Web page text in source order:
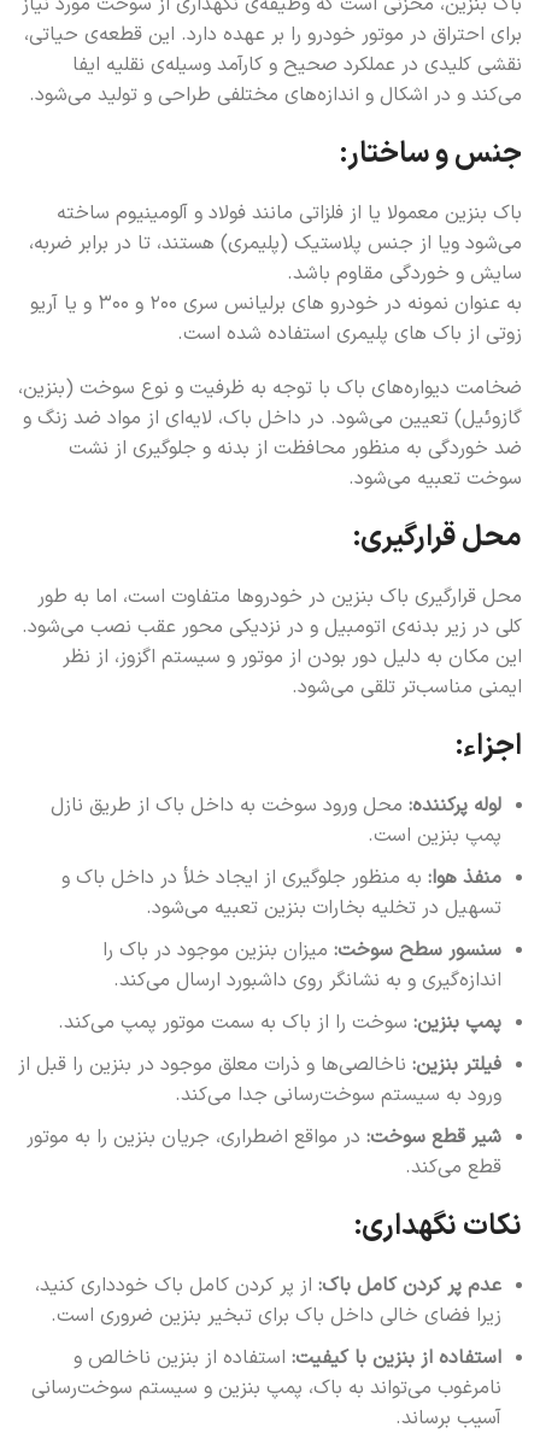
برای احتراق در موتور خودرو را بر عهده دارد. این قطعه‌ی حیاتی،
نقشی کلیدی در عملکرد صحیح و کارآمد وسیله‌ی نقلیه ایفا
می‌کند و در اشکال و اندازه‌های مختلفی طراحی و تولید می‌شود.
جنس و ساختار:
باک بنزین معمولا یا از فلزاتی مانند فولاد و آلومینیوم ساخته
می‌شود ویا از جنس پلاستیک (پلیمری) هستند، تا در برابر ضربه،
سایش و خوردگی مقاوم باشد.
به عنوان نمونه در خودرو های برلیانس سری ۲۰۰ و ۳۰۰ و یا آریو
زوتی از باک های پلیمری استفاده شده است.
ضخامت دیواره‌های باک با توجه به ظرفیت و نوع سوخت (بنزین،
گازوئیل) تعیین می‌شود. در داخل باک، لایه‌ای از مواد ضد زنگ و
ضد خوردگی به منظور محافظت از بدنه و جلوگیری از نشت
سوخت تعبیه می‌شود.
محل قرارگیری:
محل قرارگیری باک بنزین در خودروها متفاوت است، اما به طور
کلی در زیر بدنه‌ی اتومبیل و در نزدیکی محور عقب نصب می‌شود.
این مکان به دلیل دور بودن از موتور و سیستم اگزوز، از نظر
ایمنی مناسب‌تر تلقی می‌شود.
اجزاء:
لوله پرکننده: محل ورود سوخت به داخل باک از طریق نازل
پمپ بنزین است.
منفذ هوا: به منظور جلوگیری از ایجاد خلأ در داخل باک و
تسهیل در تخلیه بخارات بنزین تعبیه می‌شود.
سنسور سطح سوخت: میزان بنزین موجود در باک را
اندازه‌گیری و به نشانگر روی داشبورد ارسال می‌کند.
پمپ بنزین: سوخت را از باک به سمت موتور پمپ می‌کند.
فیلتر بنزین: ناخالصی‌ها و ذرات معلق موجود در بنزین را قبل از
ورود به سیستم سوخت‌رسانی جدا می‌کند.
شیر قطع سوخت: در مواقع اضطراری، جریان بنزین را به موتور
قطع می‌کند.
نکات نگهداری:
عدم پر کردن کامل باک: از پر کردن کامل باک خودداری کنید،
زیرا فضای خالی داخل باک برای تبخیر بنزین ضروری است.
استفاده از بنزین با کیفیت: استفاده از بنزین ناخالص و
نامرغوب می‌تواند به باک، پمپ بنزین و سیستم سوخت‌رسانی
آسیب برساند.